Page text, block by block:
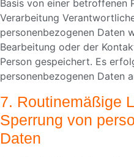
Basis von einer betroffenen
Verarbeitung
personenbezogenen Daten
Bearbeitung oder der
Person gespeichert. Es
personenbezogenen Daten
7. Routinemäßige
Sperrung von
Daten